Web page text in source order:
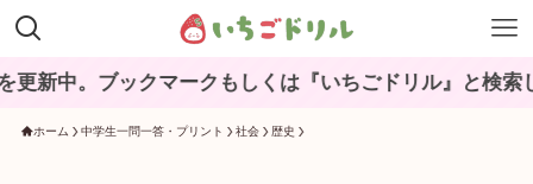
ックマークもしくは『いちごドリル』と検索してね♪
ホーム 中学生一問一答・プリント 社会 歴史